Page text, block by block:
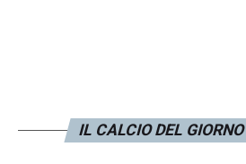
IL CALCIO DEL GIORNO